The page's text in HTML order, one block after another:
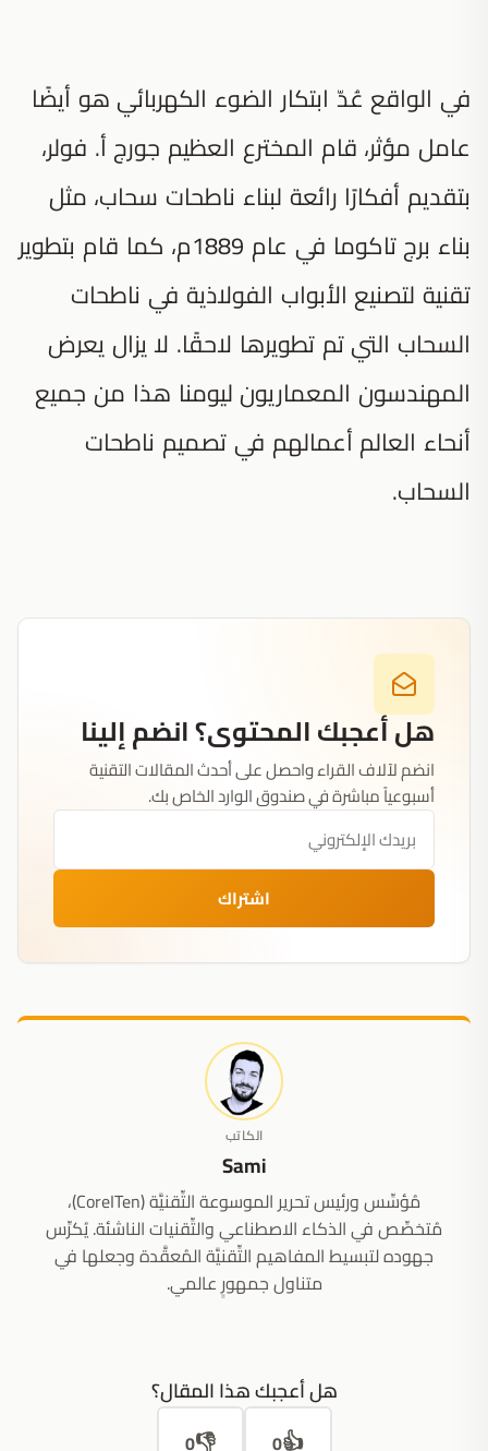
في الواقع عُدّ ابتكار الضوء الكهربائي هو أيضًا
عامل مؤثر، قام المخترع العظيم جورج أ. فولر،
بتقديم أفكارًا رائعة لبناء ناطحات سحاب، مثل
بناء برج تاكوما في عام 1889م، كما قام بتطوير
تقنية لتصنيع الأبواب الفولاذية في ناطحات
السحاب التي تم تطويرها لاحقًا. لا يزال يعرض
المهندسون المعماريون ليومنا هذا من جميع
أنحاء العالم أعمالهم في تصميم ناطحات
السحاب.
هل أعجبك المحتوى؟ انضم إلينا
انضم لآلاف القراء واحصل على أحدث المقالات التقنية
أسبوعياً مباشرة في صندوق الوارد الخاص بك.
اشتراك
الكاتب
Sami
مُؤسِّس ورئيس تحرير الموسوعة التِّقنيَّة (CoreITen)،
مُتخصِّص في الذكاء الاصطناعي والتِّقنيات الناشئة. يُكرِّس
جهوده لتبسيط المفاهيم التِّقنيَّة المُعقَّدة وجعلها في
متناول جمهورٍ عالمي.
هل أعجبك هذا المقال؟
👍
0
👎
0